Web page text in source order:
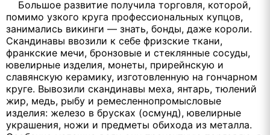
Большое развитие получила торговля, которой,
помимо узкого круга профессиональных купцов,
занимались викинги — знать, бонды, даже короли.
Скандинавы ввозили к себе фризские ткани,
франкские мечи, бронзовые и стеклянные сосуды,
ювелирные изделия, монеты, прирейнскую и
славянскую керамику, изготовленную на гончарном
круге. Вывозили скандинавы меха, янтарь, тюлений
жир, медь, рыбу и ремесленнопромысловые
изделия: железо в брусках (осмунд), ювелирные
украшения, ножи и предметы обихода из металла.